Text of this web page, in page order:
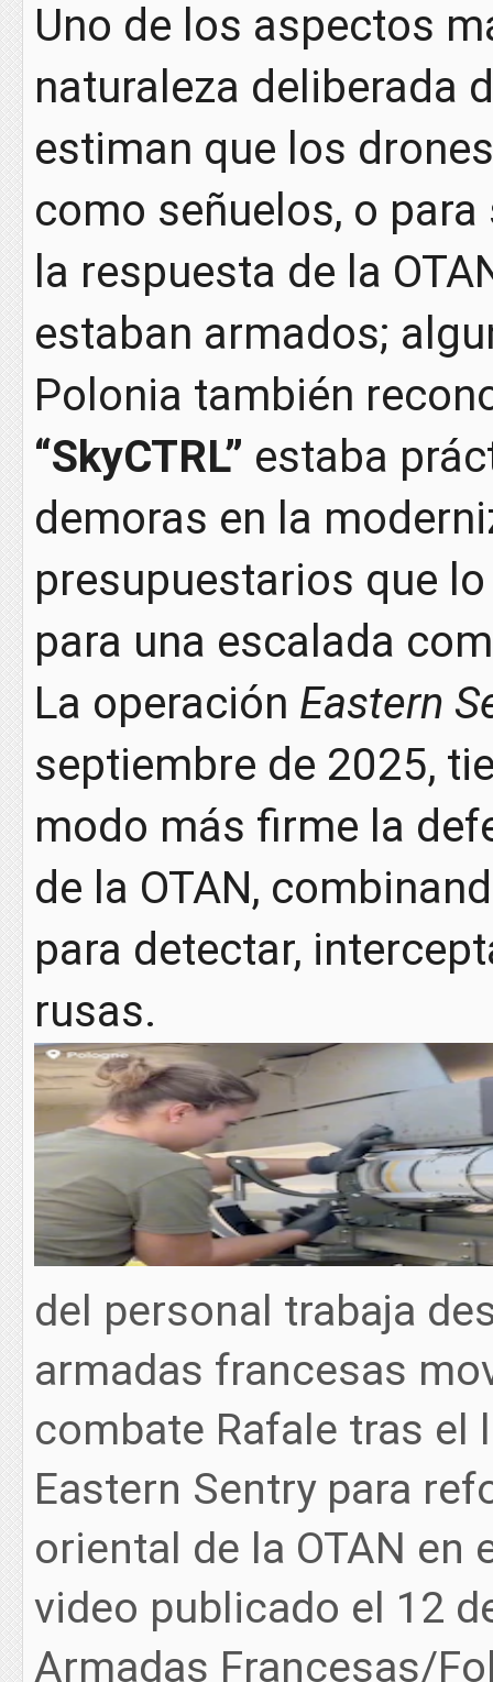
Uno de los aspectos
naturaleza deliberada
estiman que los
como señuelos, o
la respuesta de la
estaban armados;
Polonia también
“SkyCTRL” estaba
demoras en la
presupuestarios que
para una escalada
La operación Eastern
septiembre de 2025,
modo más firme la
de la OTAN,
para detectar,
rusas.
del personal trabaja
armadas francesas
combate Rafale tras el
Eastern Sentry para
oriental de la OTAN en
video publicado el 12
Armadas Francesas/